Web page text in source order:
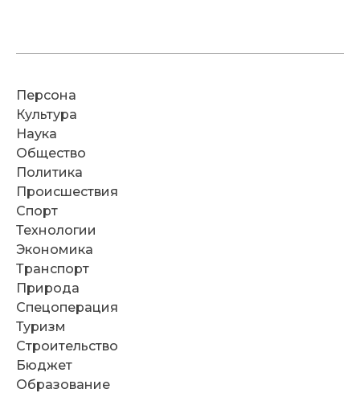
Персона
Культура
Наука
Общество
Политика
Происшествия
Спорт
Технологии
Экономика
Транспорт
Природа
Спецоперация
Туризм
Строительство
Бюджет
Образование